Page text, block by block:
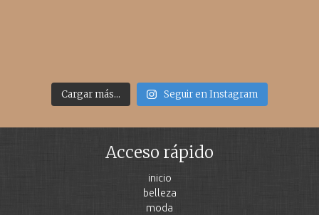
Cargar más... Seguir en Instagram
Acceso rápido
inicio
belleza
moda